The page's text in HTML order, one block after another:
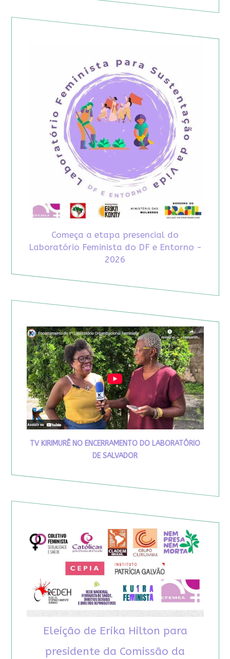
Começa a etapa presencial do
Laboratório Feminista do DF e Entorno -
2026
TV KIRIMURÊ NO ENCERRAMENTO DO LABORATÓRIO
DE SALVADOR
Eleição de Erika Hilton para
presidente da Comissão da